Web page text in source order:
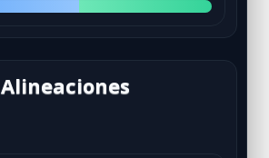
Alineaciones